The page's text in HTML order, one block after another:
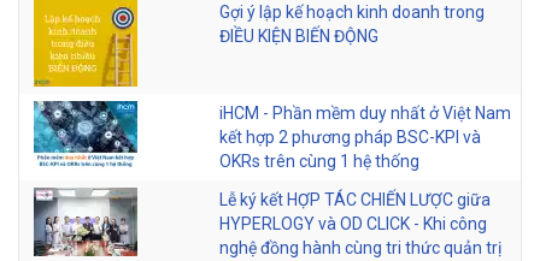
Gợi ý lập kế hoạch kinh doanh trong
ĐIỀU KIỆN BIẾN ĐỘNG
iHCM - Phần mềm duy nhất ở Việt Nam
kết hợp 2 phương pháp BSC-KPI và
OKRs trên cùng 1 hệ thống
Lễ ký kết HỢP TÁC CHIẾN LƯỢC giữa
HYPERLOGY và OD CLICK - Khi công
nghệ đồng hành cùng tri thức quản trị